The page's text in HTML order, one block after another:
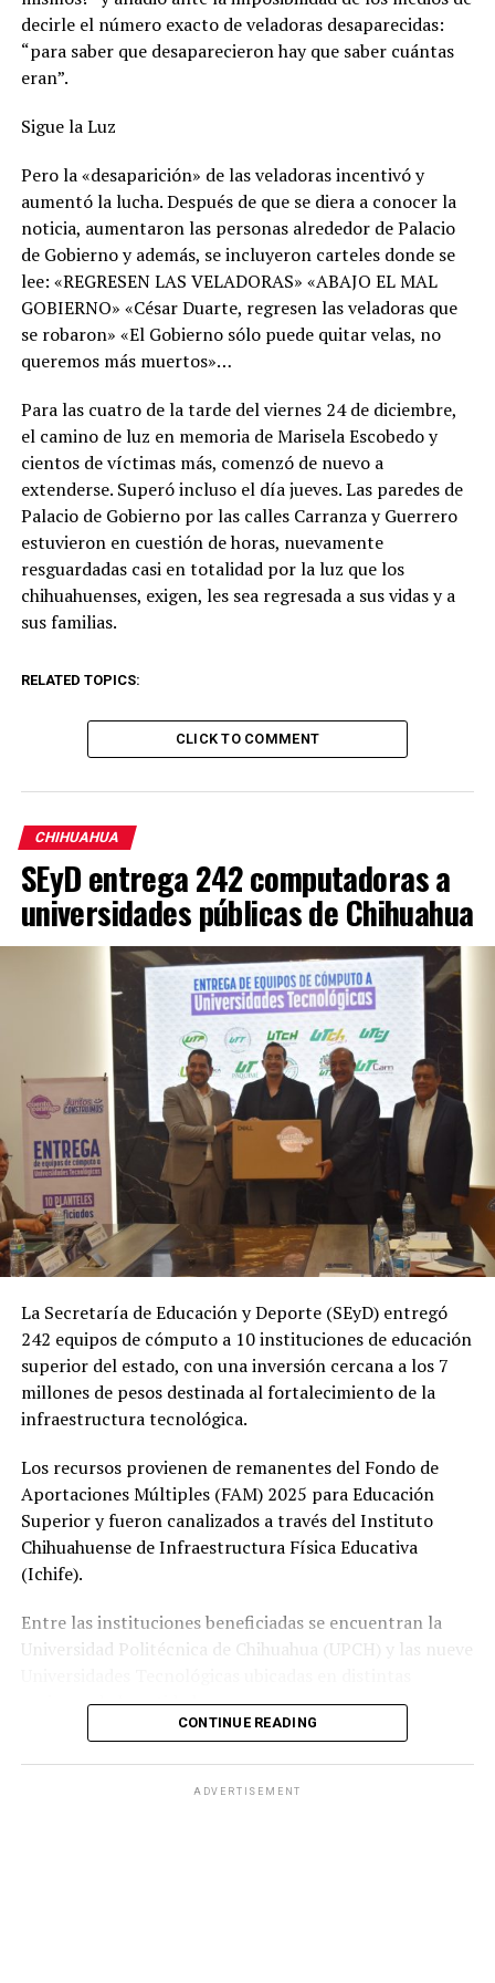
decirle el número exacto de veladoras desaparecidas:
“para saber que desaparecieron hay que saber cuántas
eran”.
Sigue la Luz
Pero la «desaparición» de las veladoras incentivó y
aumentó la lucha. Después de que se diera a conocer la
noticia, aumentaron las personas alrededor de Palacio
de Gobierno y además, se incluyeron carteles donde se
lee: «REGRESEN LAS VELADORAS» «ABAJO EL MAL
GOBIERNO» «César Duarte, regresen las veladoras que
se robaron» «El Gobierno sólo puede quitar velas, no
queremos más muertos»…
Para las cuatro de la tarde del viernes 24 de diciembre,
el camino de luz en memoria de Marisela Escobedo y
cientos de víctimas más, comenzó de nuevo a
extenderse. Superó incluso el día jueves. Las paredes de
Palacio de Gobierno por las calles Carranza y Guerrero
estuvieron en cuestión de horas, nuevamente
resguardadas casi en totalidad por la luz que los
chihuahuenses, exigen, les sea regresada a sus vidas y a
sus familias.
RELATED TOPICS:
CLICK TO COMMENT
CHIHUAHUA
SEyD entrega 242 computadoras a
universidades públicas de Chihuahua
La Secretaría de Educación y Deporte (SEyD) entregó
242 equipos de cómputo a 10 instituciones de educación
superior del estado, con una inversión cercana a los 7
millones de pesos destinada al fortalecimiento de la
infraestructura tecnológica.
Los recursos provienen de remanentes del Fondo de
Aportaciones Múltiples (FAM) 2025 para Educación
Superior y fueron canalizados a través del Instituto
Chihuahuense de Infraestructura Física Educativa
(Ichife).
Entre las instituciones beneficiadas se encuentran la
Universidad Politécnica de Chihuahua (UPCH) y las nueve
regiones de la entidad.
Durante la entrega, el titular de la SEyD, Francisco Hugo
general del Ichife, Luis Iván Ortega Ornelas, así como el
CONTINUE READING
ADVERTISEMENT